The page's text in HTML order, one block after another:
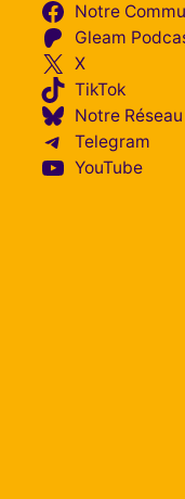
Notre
Gleam
X
TikTok
Notre
Telegram
YouTube